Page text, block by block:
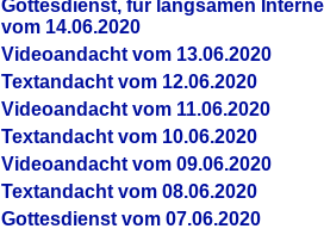
Gottesdienst, für langsamen
vom 14.06.2020
Videoandacht vom 13.06.2020
Textandacht vom 12.06.2020
Videoandacht vom 11.06.2020
Textandacht vom 10.06.2020
Videoandacht vom 09.06.2020
Textandacht vom 08.06.2020
Gottesdienst vom 07.06.2020